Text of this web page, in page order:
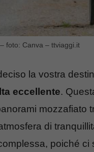
foto: Canva – ttviaggi.it
la vostra
eccellente.
mozzafiato
di
poiché